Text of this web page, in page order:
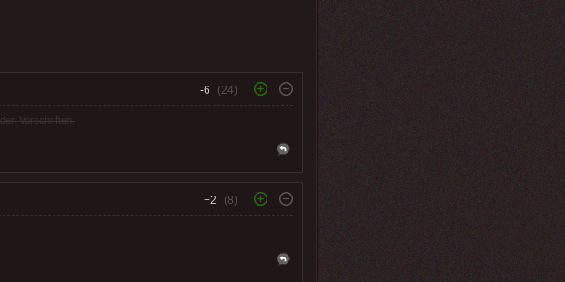
-6 (24)
Vorschriften.
+2 (8)